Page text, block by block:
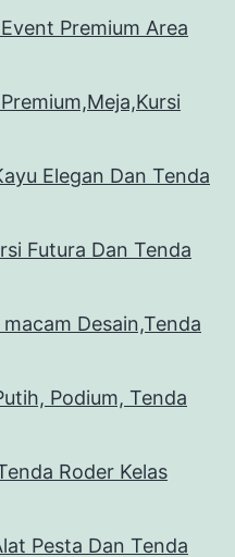
Premium Area
Elegan Dan Tenda
Futura Dan Tenda
Desain,Tenda
Podium, Tenda
Roder Kelas
Pesta Dan Tenda